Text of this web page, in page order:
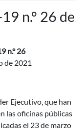
n.° 26 de
n.° 26
de 2021
Ejecutivo, que han
las oficinas públicas
el 23 de marzo